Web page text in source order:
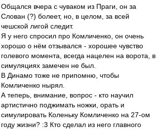
Общался вчера с чуваком из Праги, он за
Слован (?) болеет, но, в целом, за всей
чешской лигой следит.
Я у него спросил про Комличенко, он очень
хорошо о нём отзывался - хорошее чувство
голевого момента, всегда нацелен на ворота, в
симуляциях замечен не был.
В Динамо тоже не припомню, чтобы
Комличенко нырял.
А теперь, внимание, вопрос - кто научил
артистично поджимать ножки, орать и
симулировать Коленьку Комличенко на 27-ом
году жизни? :3 Кто сделал из него главного